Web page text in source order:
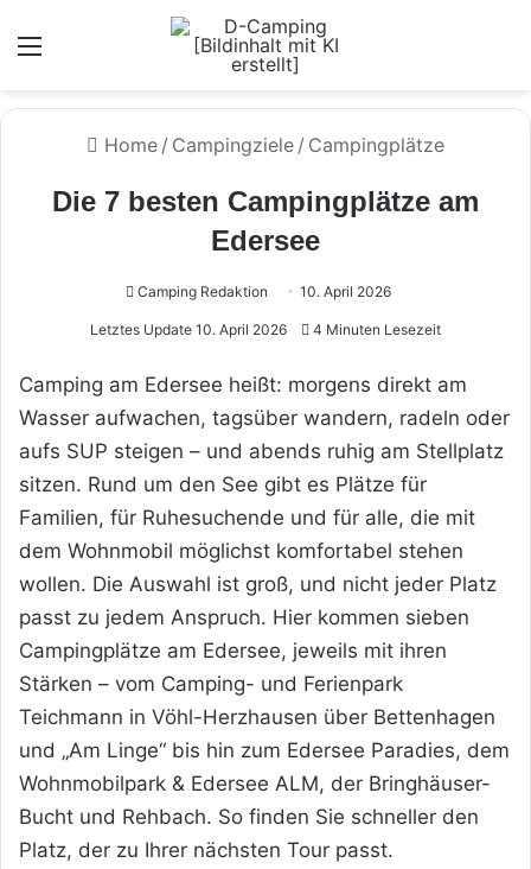
Home / Campingziele / Campingplätze
Die 7 besten Campingplätze am
Edersee
Camping Redaktion 10. April 2026
Letztes Update 10. April 2026 4 Minuten Lesezeit
Camping am Edersee heißt: morgens direkt am
Wasser aufwachen, tagsüber wandern, radeln oder
aufs SUP steigen – und abends ruhig am Stellplatz
sitzen. Rund um den See gibt es Plätze für
Familien, für Ruhesuchende und für alle, die mit
dem Wohnmobil möglichst komfortabel stehen
wollen. Die Auswahl ist groß, und nicht jeder Platz
passt zu jedem Anspruch. Hier kommen sieben
Campingplätze am Edersee, jeweils mit ihren
Stärken – vom Camping- und Ferienpark
Teichmann in Vöhl-Herzhausen über Bettenhagen
und „Am Linge“ bis hin zum Edersee Paradies, dem
Wohnmobilpark & Edersee ALM, der Bringhäuser-
Bucht und Rehbach. So finden Sie schneller den
Platz, der zu Ihrer nächsten Tour passt.